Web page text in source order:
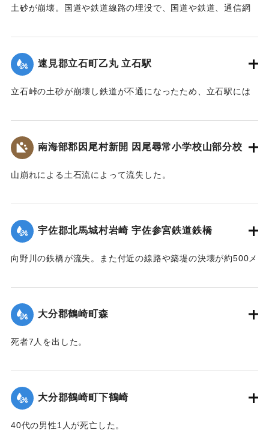
事にも拘らず、宇佐市史に記録されることもなく、多くの市
のは、「北馬城の昔をたずねる会」の皆さんでした。その活
動に対して改めて敬意を表します。
令和五年はこの災害から八十年目の節目の年に当たりま
碑を建立します。
遺族関係者一同
｜固有コード:
土砂が崩壊。国道や鉄道線路の埋没で、国道や鉄道、通信網
会をを開いて災害復旧対策を協議した。22日には、町民を総
動員して立石峠の鉄道線路と国道の復旧作業に着手した。昼
夜兼行の奮闘のかいあって23日午前中には、早くも列車の開
及んだが、食事は、すべて婦人会員の炊き出しによってまか
め車馬が通行できるようになったのは10月3日であった。
文化研究会 松原保則氏の報告による）】
｜固有コード:00481072
速見郡立石町乙丸 立石駅
立石峠の土砂が崩壊し鉄道が不通になったため、立石駅には
であるから乗客の中には多くの応召兵も含まれていた。立石
駅付近の街は浸水し濁流が洗っていたが、立石町長は、婦人
会員を召集して炊き出しをし、列車の乗客に配給した。
【出典：山香町誌（山香町誌刊行会、1982）（おおいた石造
南海部郡因尾村新開 因尾尋常小学校山部分校
山崩れによる土石流によって流失した。
｜固有コード:
宇佐郡北馬城村岩崎 宇佐参宮鉄道鉄橋
向野川の鉄橋が流失。また付近の線路や築堤の決壊が約500メ
｜固有コード:
大分郡鶴崎町森
死者7人を出した。
｜固有コード:00481068
大分郡鶴崎町下鶴崎
40代の男性1人が死亡した。